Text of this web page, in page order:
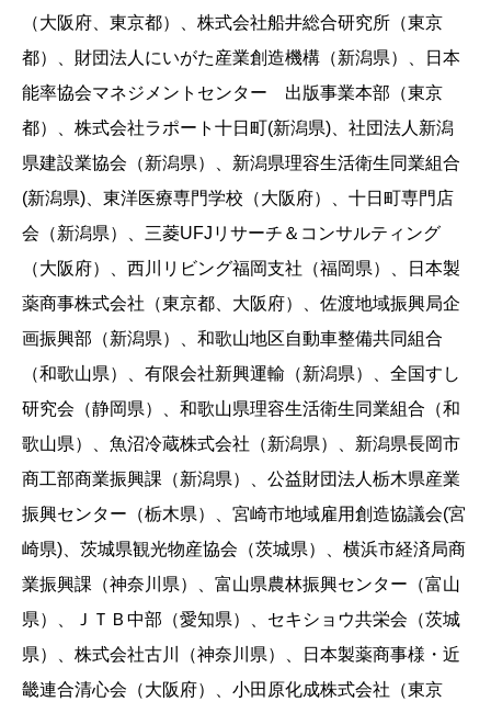
（大阪府、東京都）、株式会社船井総合研究所（東京
都）、財団法人にいがた産業創造機構（新潟県）、日本
能率協会マネジメントセンター 出版事業本部（東京
都）、株式会社ラポート十日町(新潟県)、社団法人新潟
県建設業協会（新潟県）、新潟県理容生活衛生同業組合
(新潟県)、東洋医療専門学校（大阪府）、十日町専門店
会（新潟県）、三菱UFJリサーチ＆コンサルティング
（大阪府）、西川リビング福岡支社（福岡県）、日本製
薬商事株式会社（東京都、大阪府）、佐渡地域振興局企
画振興部（新潟県）、和歌山地区自動車整備共同組合
（和歌山県）、有限会社新興運輸（新潟県）、全国すし
研究会（静岡県）、和歌山県理容生活衛生同業組合（和
歌山県）、魚沼冷蔵株式会社（新潟県）、新潟県長岡市
商工部商業振興課（新潟県）、公益財団法人栃木県産業
振興センター（栃木県）、宮崎市地域雇用創造協議会(宮
崎県)、茨城県観光物産協会（茨城県）、横浜市経済局商
業振興課（神奈川県）、富山県農林振興センター（富山
県）、ＪＴＢ中部（愛知県）、セキショウ共栄会（茨城
県）、株式会社古川（神奈川県）、日本製薬商事様・近
畿連合清心会（大阪府）、小田原化成株式会社（東京